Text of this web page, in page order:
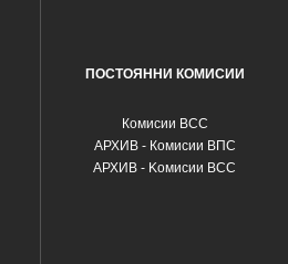
ПОСТОЯННИ КОМИСИИ
Комисии ВСС
АРХИВ - Комисии ВПС
АРХИВ - Kомисии ВСС